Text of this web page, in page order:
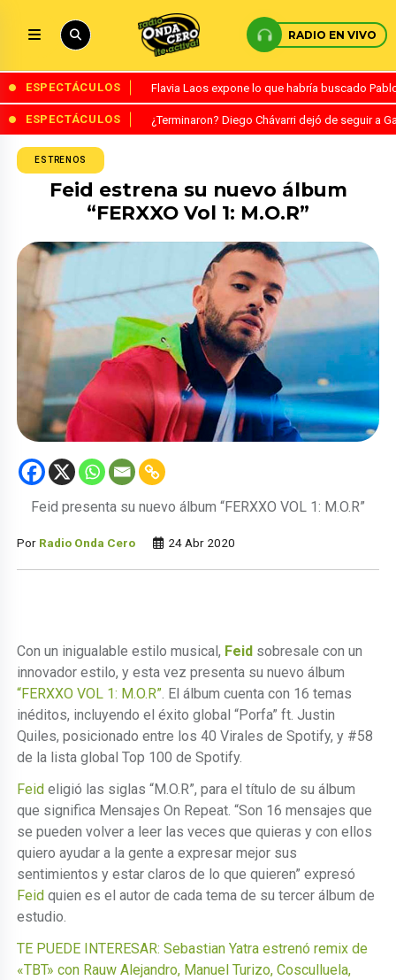
RADIO EN VIVO
ESPECTÁCULOS Flavia Laos expone lo que habría buscado
ESPECTÁCULOS ¿Terminaron? Diego Chávarri dejó de seguir a
ESTRENOS
Feid estrena su nuevo álbum
“FERXXO Vol 1: M.O.R”
Feid presenta su nuevo álbum “FERXXO VOL 1: M.O.R”
Por Radio Onda Cero 24 Abr 2020
Con un inigualable estilo musical, Feid sobresale con un
innovador estilo, y esta vez presenta su nuevo álbum
“FERXXO VOL 1: M.O.R” . El álbum cuenta con 16 temas
inéditos, incluyendo el éxito global “Porfa” ft. Justin
Quiles, posicionado entre los 40 Virales de Spotify, y #58
de la lista global Top 100 de Spotify.
Feid eligió las siglas “M.O.R”, para el título de su álbum
que significa Mensajes On Repeat. “Son 16 mensajes que
se pueden volver a leer las veces que quieras y con ellos
quiero ayudar a la gente a expresar mejor sus
sentimientos y estar claros de lo que quieren” expresó
Feid quien es el autor de cada tema de su tercer álbum de
estudio.
TE PUEDE INTERESAR:Sebastian Yatra estrenó remix de
«TBT» con Rauw Alejandro, Manuel Turizo, Cosculluela,